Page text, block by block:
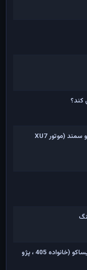
کند؟
آموزش تعویض تسمه تایم پژو 405،پارس و سمند (موتور XU7
فیلم آموزشی بستن و مونتاژ موتور XU7 از ایساکو (خانواده 405 ، پژو